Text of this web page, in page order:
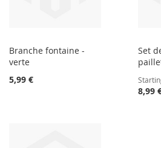
Branche fontaine -
verte
5,99 €
Set
8,99